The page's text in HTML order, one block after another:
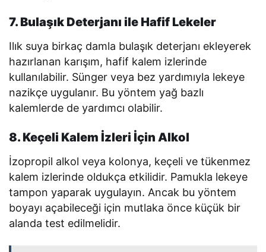
7. Bulaşık Deterjanı ile Hafif Lekeler
Ilık suya birkaç damla bulaşık deterjanı ekleyerek
hazırlanan karışım, hafif kalem izlerinde
kullanılabilir. Sünger veya bez yardımıyla lekeye
nazikçe uygulanır. Bu yöntem yağ bazlı
kalemlerde de yardımcı olabilir.
8. Keçeli Kalem İzleri İçin Alkol
İzopropil alkol veya kolonya, keçeli ve tükenmez
kalem izlerinde oldukça etkilidir. Pamukla lekeye
tampon yaparak uygulayın. Ancak bu yöntem
boyayı açabileceği için mutlaka önce küçük bir
alanda test edilmelidir.